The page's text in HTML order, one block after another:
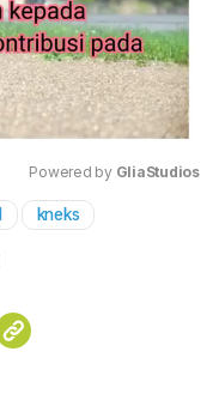
Powered by GliaStudios
kneks